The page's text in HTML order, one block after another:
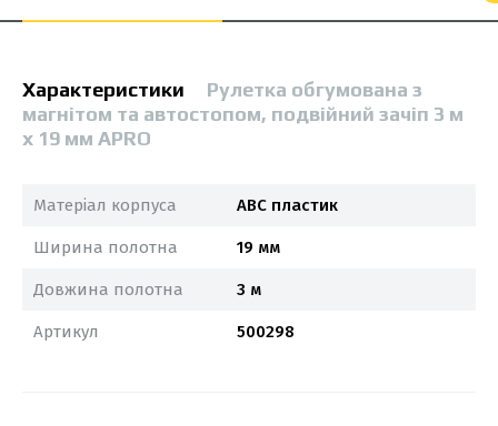
Характеристики
Рулетка обгумована з
магнітом та автостопом, подвійний зачіп 3 м
х 19 мм APRO
Матеріал корпуса ABC пластик
Ширина полотна 19 мм
Довжина полотна 3 м
Артикул 500298